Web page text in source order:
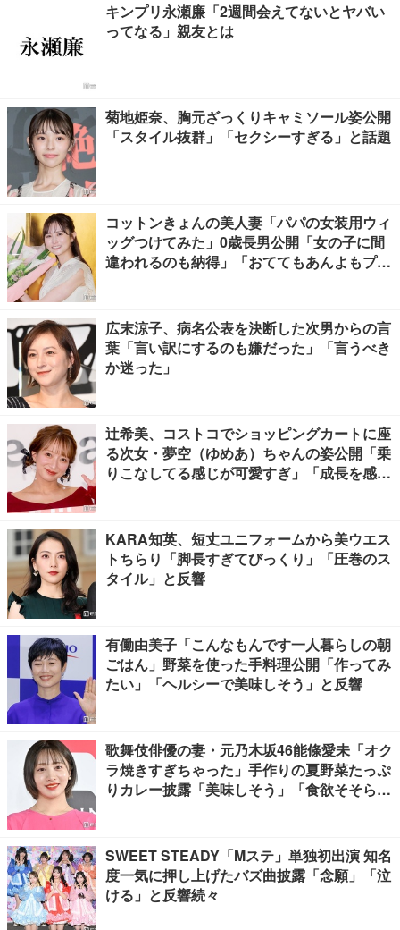
キンプリ永瀬廉「2週間会えてないとヤバい
ってなる」親友とは
菊地姫奈、胸元ざっくりキャミソール姿公開
「スタイル抜群」「セクシーすぎる」と話題
コットンきょんの美人妻「パパの女装用ウィ
ッグつけてみた」0歳長男公開「女の子に間
違われるのも納得」「おててもあんよもプリ
広末涼子、病名公表を決断した次男からの言
葉「言い訳にするのも嫌だった」「言うべき
か迷った」
辻希美、コストコでショッピングカートに座
る次女・夢空（ゆめあ）ちゃんの姿公開「乗
りこなしてる感じが可愛すぎ」「成長を感じ
KARA知英、短丈ユニフォームから美ウエス
トちらり「脚長すぎてびっくり」「圧巻のス
タイル」と反響
有働由美子「こんなもんです一人暮らしの朝
ごはん」野菜を使った手料理公開「作ってみ
たい」「ヘルシーで美味しそう」と反響
歌舞伎俳優の妻・元乃木坂46能條愛未「オク
ラ焼きすぎちゃった」手作りの夏野菜たっぷ
りカレー披露「美味しそう」「食欲そそられ
SWEET STEADY「Mステ」単独初出演 知名
度一気に押し上げたバズ曲披露「念願」「泣
ける」と反響続々